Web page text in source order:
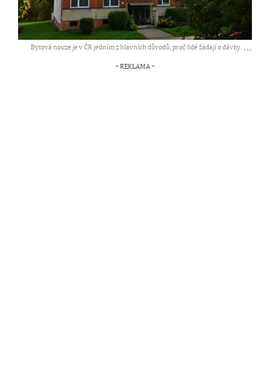
Bytová nouze je v ČR jedním z hlavních důvodů, proč lidé žádají o dávky. ,...